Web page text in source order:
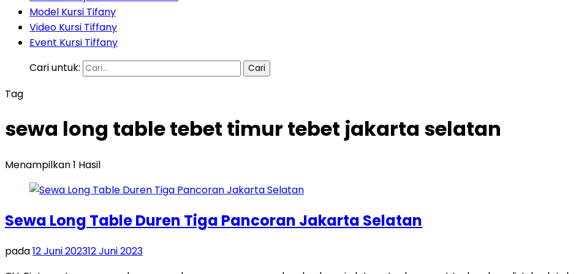
Model Kursi Tifany
Video Kursi Tiffany
Event Kursi Tiffany
Cari untuk:
Tag
sewa long table tebet timur tebet jakarta selatan
Menampilkan 1 Hasil
Sewa Long Table Duren Tiga Pancoran Jakarta Selatan
pada12 Juni 202312 Juni 2023